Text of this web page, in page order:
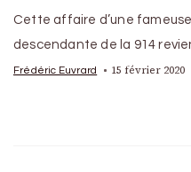
Cette affaire d’une
descendante de la 914
Frédéric Euvrard 15 février 2020